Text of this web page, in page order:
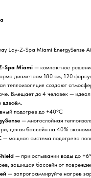
Lay-Z-Spa Miami EnergySense
Spa Miami — компактное
диаметром 180 см, 120
теплоизоляция создают
Вмещает до 4 человек —
вдвоём.
подогрев до +40°С
— многослойная
делая бассейн на 40%
— мощная система подогрева
— при остывании воды до
защищая бассейн от
— запрограммируйте нагрев